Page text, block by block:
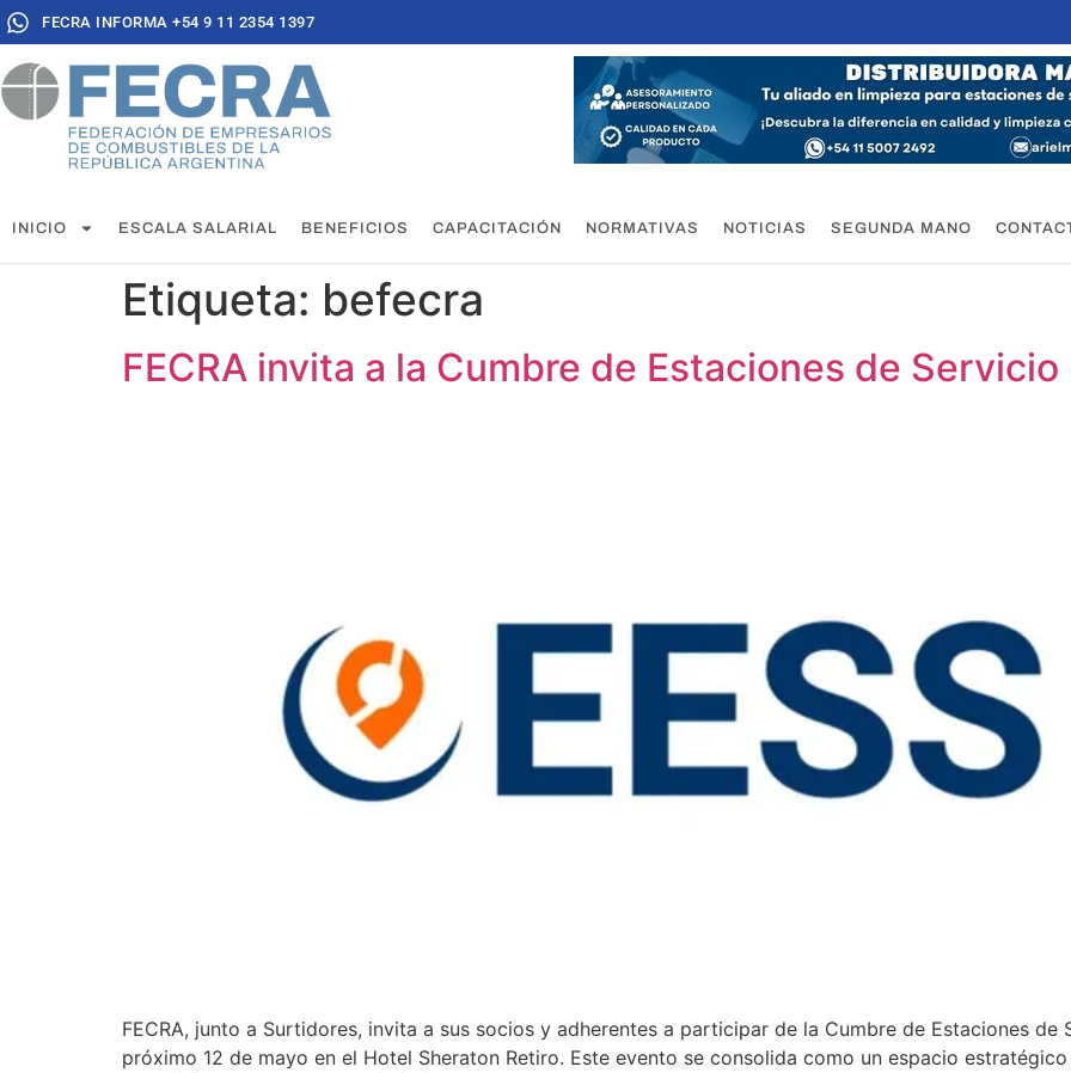
FECRA INFORMA +54 9 11 2354 1397
INICIO ESCALA SALARIAL BENEFICIOS CAPACITACIÓN NORMATIVAS NOTICIAS SEGUNDA MANO
Etiqueta: befecra
FECRA invita a la Cumbre de Estaciones de
FECRA, junto a Surtidores, invita a sus socios y adherentes a participar de la Cumbre de Estaciones
próximo 12 de mayo en el Hotel Sheraton Retiro. Este evento se consolida como un espacio